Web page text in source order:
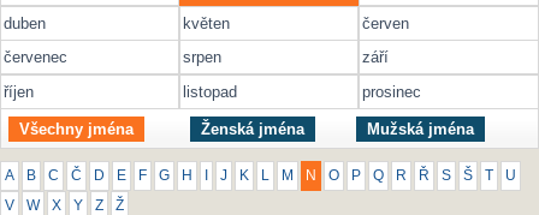
duben
květen
červen
červenec
srpen
září
říjen
listopad prosinec
Všechny jména Ženská jména Mužská jména
A B C Č D E F G H J K M N O P Q R Ř S Š U
V W X Y Z Ž